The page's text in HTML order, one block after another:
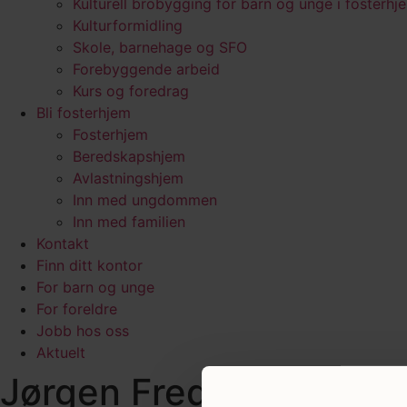
Kulturell brobygging for barn og unge i
Kulturformidling
Skole, barnehage og SFO
Forebyggende arbeid
Kurs og foredrag
Bli fosterhjem
Fosterhjem
Beredskapshjem
Avlastningshjem
Inn med ungdommen
Inn med familien
Kontakt
Finn ditt kontor
For barn og unge
For foreldre
Jobb hos oss
Aktuelt
Jørgen Fredheim